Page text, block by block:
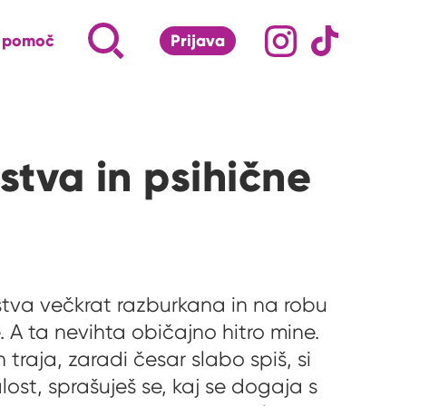
Iskalnik za iskanje po strani
Napiši, kaj te zanima ...
S klikom na lupo odpri iskalnik
Prijava
Družabna omrežja
in psihične
večkrat razburkana in na robu
A ta nevihta običajno hitro mine.
traja, zaradi česar slabo spiš, si
sprašuješ se, kaj se dogaja s